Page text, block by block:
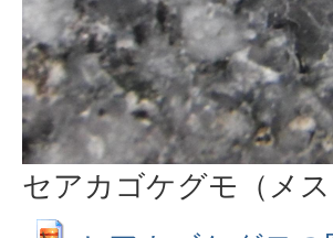
セアカゴケグモ（メ